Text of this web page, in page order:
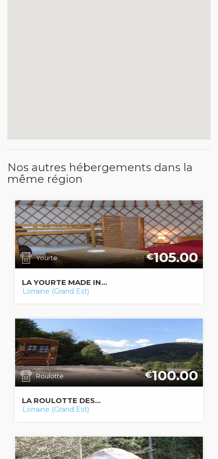
Nos autres hébergements dans la
même région
Yourte €105.00
LA YOURTE MADE IN...
Lorraine (Grand Est)
Roulotte €100.00
LA ROULOTTE DES...
Lorraine (Grand Est)